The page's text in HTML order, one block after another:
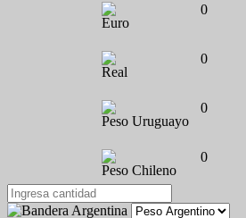
Euro
0
Real
0
Peso Uruguayo
0
Peso Chileno
0